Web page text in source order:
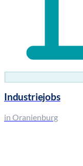
Industriejobs
in Oranienburg